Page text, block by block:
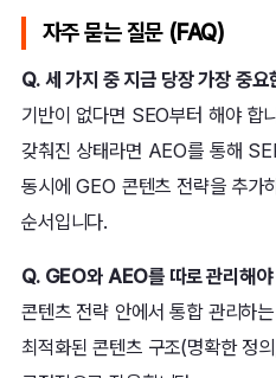
자주 묻는 질문 (FAQ)
Q. 세 가지 중 지금 당장 가장 중
기반이 없다면 SEO부터 해야 합
갖춰진 상태라면 AEO를 통해
동시에 GEO 콘텐츠 전략을 추가
순서입니다.
Q. GEO와 AEO를 따로 관리해야
콘텐츠 전략 안에서 통합 관리하
최적화된 콘텐츠 구조(명확한 정